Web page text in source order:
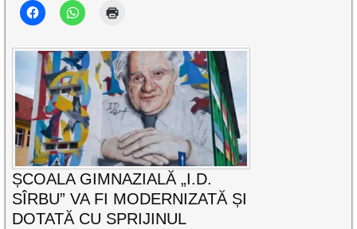
ȘCOALA GIMNAZIALĂ „I.D.
SÎRBU” VA FI MODERNIZATĂ ȘI
DOTATĂ CU SPRIJINUL